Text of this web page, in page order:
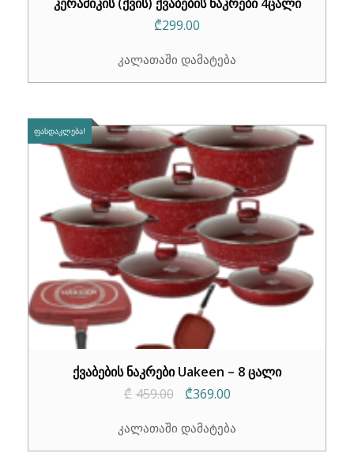
₾299.00
კალათაში დამატება
ᲤᲐᲡᲓᲐᲙᲚᲔᲑᲐ!
ქვაბების ნაკრები Uakeen – 8 ცალი
₾ 459.00
Original
was:
₾369.00Current
is:
კალათაში დამატება